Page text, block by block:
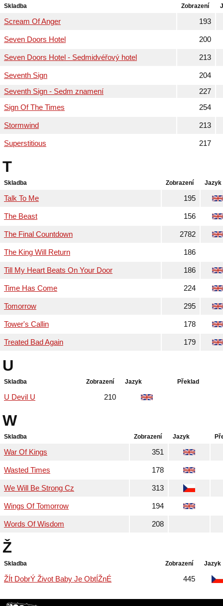
Skladba Zobrazení
Scream Of Anger 193
Seven Doors Hotel 200
Seven Doors Hotel - Sedmidvéřový hotel 213
Seventh Sign
204
Seventh Sign - Sedm znamení
227
Sign Of The Times
254
Stormwind 213
Superstitious 217
T
Skladba Zobrazení Jazyk
Talk To Me 195
The Beast 156
The Final Countdown 2782
The King Will Return 186
Till My Heart Beats On Your Door 186
Time Has Come 224
Tomorrow 295
Tower's Callin 178
Treated Bad Again 179
U
Skladba Zobrazení Jazyk Překlad
U Devil U 210
W
Skladba Zobrazení Jazyk
War Of Kings 351
Wasted Times 178
We Will Be Strong Cz 313
Wings Of Tomorrow 194
Words Of Wisdom 208
Ž
Skladba Zobrazení Jazyk
ŽÍt DobrÝ Život Baby Je ObtÍŽnÉ 445